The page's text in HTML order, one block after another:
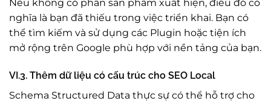
Nếu không có phần sản phẩm xuất hiện, điều đó có
nghĩa là bạn đã thiếu trong việc triển khai. Bạn có
thể tìm kiếm và sử dụng các Plugin hoặc tiện ích
mở rộng trên Google phù hợp với nền tảng của bạn.
VI.3. Thêm dữ liệu có cấu trúc cho SEO Local
Schema Structured Data thực sự có thể hỗ trợ cho